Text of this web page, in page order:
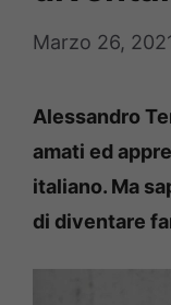
Marzo 26,
Alessandro
amati ed
italiano. Ma
di diventare